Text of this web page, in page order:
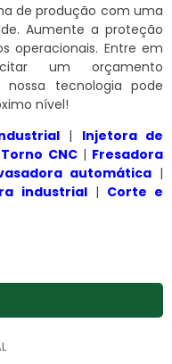
de produção com uma
Aumente a proteção
operacionais. Entre em
um orçamento
tecnologia pode
nível!
| Injetora de
Torno CNC| Fresadora
automática|
industrial| Corte e